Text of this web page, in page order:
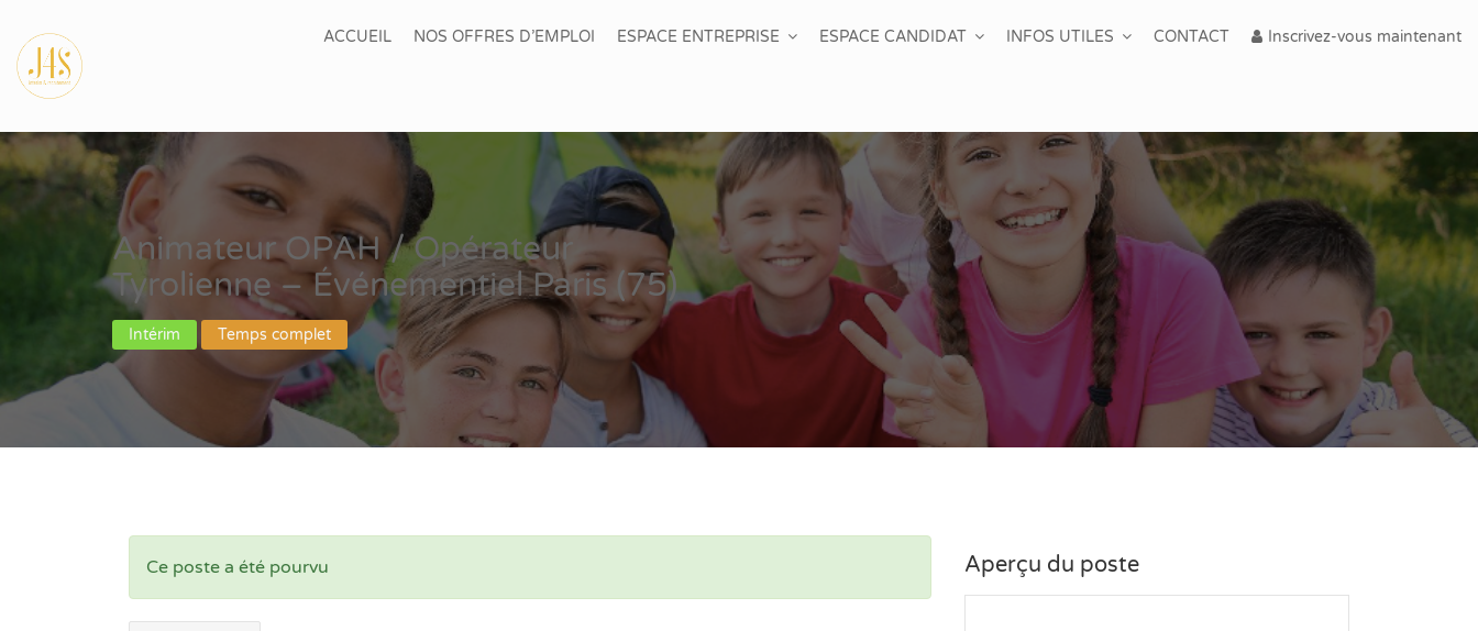
Inscrivez-vous maintenant
ACCUEIL NOS OFFRES D’EMPLOI ESPACE ENTREPRISE ESPACE CANDIDAT INFOS UTILES CONTACT
Animateur OPAH / Opérateur
Tyrolienne – Événementiel Paris (75)
Intérim Temps complet
Ce poste a été pourvu Aperçu du poste